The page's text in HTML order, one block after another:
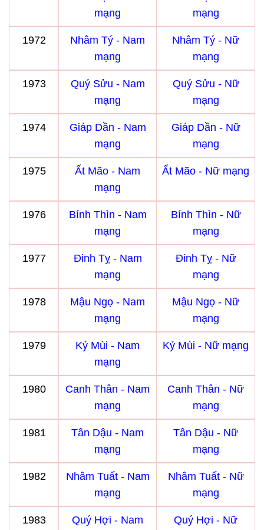
mạng
mạng
1972
Nhâm Tý - Nam
mạng
Nhâm Tý - Nữ
mạng
1973
Quý Sửu - Nam
mạng
Quý Sửu - Nữ
mạng
1974
Giáp Dần - Nam
mạng
Giáp Dần - Nữ
mạng
1975
Ất Mão - Nam
mạng
Ất Mão - Nữ mạng
1976
Bính Thìn - Nam
mạng
Bính Thìn - Nữ
mạng
1977
Đinh Tỵ - Nam
mạng
Đinh Tỵ - Nữ
mạng
1978
Mậu Ngọ - Nam
mạng
Mậu Ngọ - Nữ
mạng
1979
Kỷ Mùi - Nam
mạng
Kỷ Mùi - Nữ mạng
1980
Canh Thân - Nam
mạng
Canh Thân - Nữ
mạng
1981
Tân Dậu - Nam
mạng
Tân Dậu - Nữ
mạng
1982
Nhâm Tuất - Nam
mạng
Nhâm Tuất - Nữ
mạng
1983
Quý Hợi - Nam
Quý Hợi - Nữ